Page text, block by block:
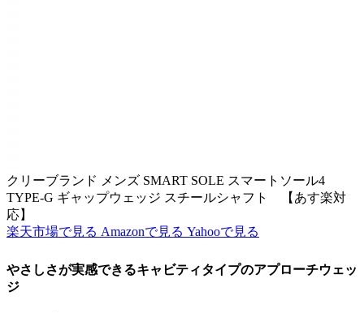
クリーブランド メンズ SMART SOLE スマートソール4
TYPE-G ギャップウェッジ スチールシャフト 【あす楽対
応】
楽天市場で見る Amazonで見る Yahooで見る
やさしさが実感できるキャビティタイプのアプローチウェッ
ジ